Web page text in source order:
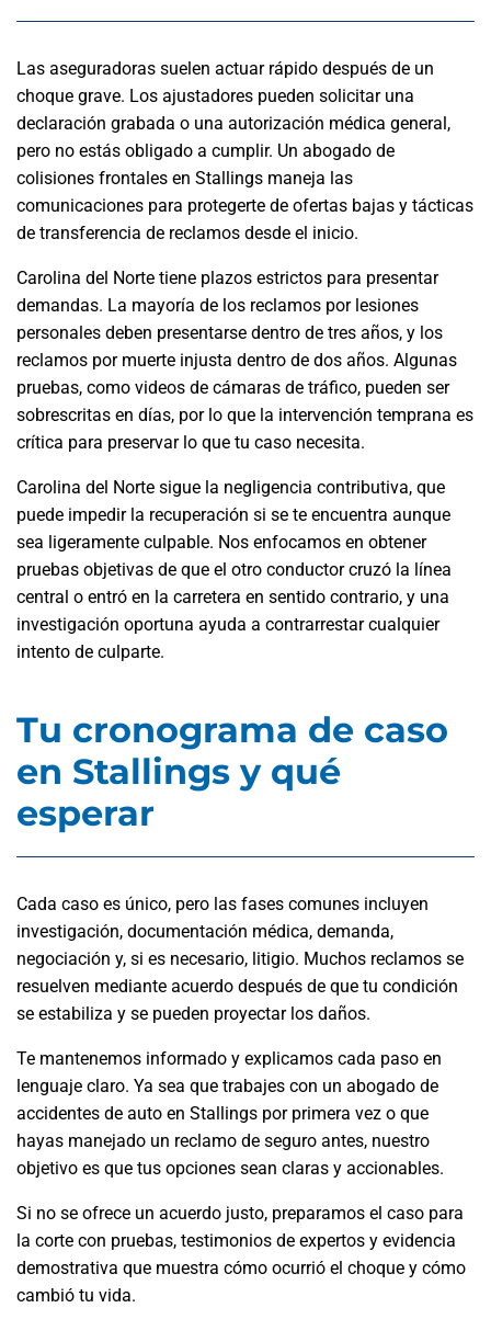
Las aseguradoras suelen actuar rápido después de un
choque grave. Los ajustadores pueden solicitar una
declaración grabada o una autorización médica general,
pero no estás obligado a cumplir. Un abogado de
colisiones frontales en Stallings maneja las
comunicaciones para protegerte de ofertas bajas y tácticas
de transferencia de reclamos desde el inicio.
Carolina del Norte tiene plazos estrictos para presentar
demandas. La mayoría de los reclamos por lesiones
personales deben presentarse dentro de tres años, y los
reclamos por muerte injusta dentro de dos años. Algunas
pruebas, como videos de cámaras de tráfico, pueden ser
sobrescritas en días, por lo que la intervención temprana es
crítica para preservar lo que tu caso necesita.
Carolina del Norte sigue la negligencia contributiva, que
puede impedir la recuperación si se te encuentra aunque
sea ligeramente culpable. Nos enfocamos en obtener
pruebas objetivas de que el otro conductor cruzó la línea
central o entró en la carretera en sentido contrario, y una
investigación oportuna ayuda a contrarrestar cualquier
intento de culparte.
Tu cronograma de caso
en Stallings y qué
esperar
Cada caso es único, pero las fases comunes incluyen
investigación, documentación médica, demanda,
negociación y, si es necesario, litigio. Muchos reclamos se
resuelven mediante acuerdo después de que tu condición
se estabiliza y se pueden proyectar los daños.
Te mantenemos informado y explicamos cada paso en
lenguaje claro. Ya sea que trabajes con un abogado de
accidentes de auto en Stallings por primera vez o que
hayas manejado un reclamo de seguro antes, nuestro
objetivo es que tus opciones sean claras y accionables.
Si no se ofrece un acuerdo justo, preparamos el caso para
la corte con pruebas, testimonios de expertos y evidencia
demostrativa que muestra cómo ocurrió el choque y cómo
cambió tu vida.